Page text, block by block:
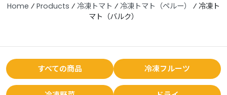
Home ⁄ Products ⁄ 冷凍トマト ⁄ 冷凍トマト（ペルー） ⁄ 冷凍ト
マト（バルク）
すべての商品 冷凍フルーツ